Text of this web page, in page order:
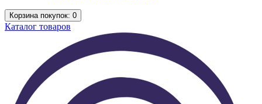
Корзинапокупок: 0
Каталог товаров